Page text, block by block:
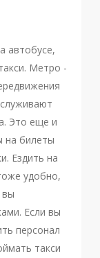
автобусе,
Метро -
Это еще и
на билеты
Ездить на
удобно,
вы
Если вы
персонал
такси